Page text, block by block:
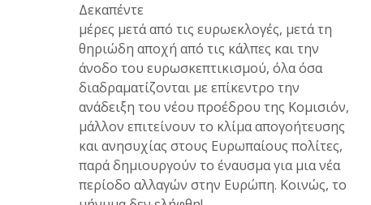
Δεκαπέντε
μέρες μετά από τις ευρωεκλογές, μετά τη
θηριώδη αποχή από τις κάλπες και την
άνοδο του ευρωσκεπτικισμού, όλα όσα
διαδραματίζονται με επίκεντρο την
ανάδειξη του νέου προέδρου της Κομισιόν,
μάλλον επιτείνουν το κλίμα απογοήτευσης
και ανησυχίας στους Ευρωπαίους πολίτες,
παρά δημιουργούν το έναυσμα για μια νέα
περίοδο αλλαγών στην Ευρώπη. Κοινώς, το